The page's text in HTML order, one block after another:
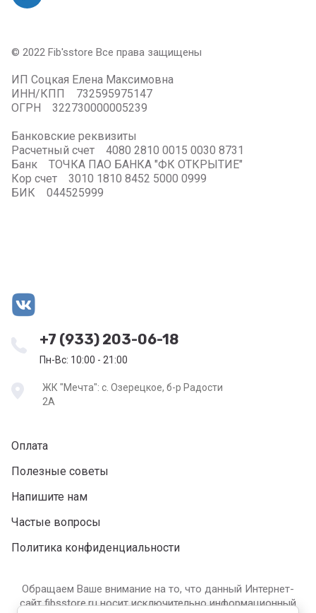
© 2022 Fib'sstore Все права защищены
ИП Соцкая Елена Максимовна
ИНН/КПП 732595975147
ОГРН 322730000005239
Банковские реквизиты
Расчетный счет 4080 2810 0015 0030 8731
Банк ТОЧКА ПАО БАНКА "ФК ОТКРЫТИЕ"
Кор счет 3010 1810 8452 5000 0999
БИК 044525999
+7 (933) 203-06-18
Пн-Вс: 10:00 - 21:00
ЖК "Мечта": с. Озерецкое, б-р Радости
2А
Оплата
Полезные советы
Напишите нам
Частые вопросы
Политика конфиденциальности
Обращаем Ваше внимание на то, что данный Интернет-
сайт fibsstore.ru носит исключительно информационный